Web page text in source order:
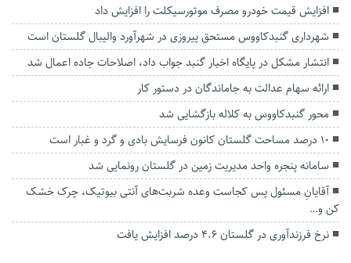
افزایش قیمت خودرو مصرف موتورسیکلت را افزایش داد
شهرداری گنبدکاووس مستحق پیروزی در شهرآورد والیبال گلستان است
انتشار مشکل در پایگاه اخبار گنبد جواب داد، اصلاحات جاده اعمال شد
ارائه سهام عدالت به جاماندگان در دستور کار
محور گنبدکاووس به کلاله بازگشایی شد
۱۰ درصد مساحت گلستان کانون فرسایش بادی و گرد و غبار است
سامانه پنجره واحد مدیریت زمین در گلستان رونمایی شد
آقایانِ مسئول پس‌ کجاست وعده شربت‌های آنتی بیوتیک، چرک خشک
کن و…
نرخ فرزندآوری در گلستان ۴.۶ درصد افزایش یافت